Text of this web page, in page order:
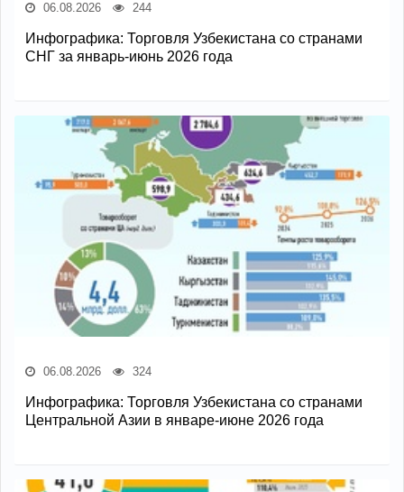
06.08.2026 244
Инфографика: Торговля Узбекистана со странами
СНГ за январь-июнь 2026 года
06.08.2026 324
Инфографика: Торговля Узбекистана со странами
Центральной Азии в январе-июне 2026 года